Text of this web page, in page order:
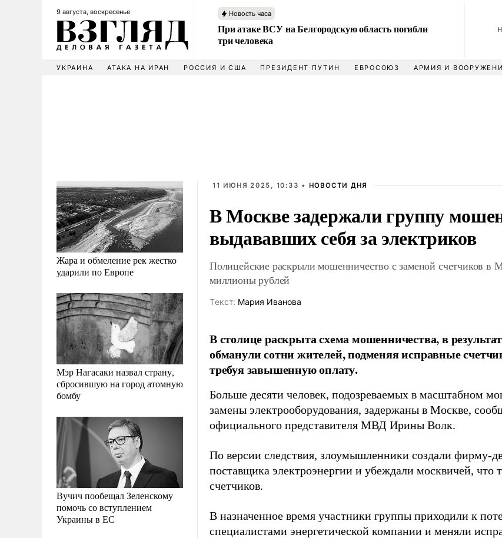
9 августа, воскресенье Новость часа
При атаке ВСУ на Белгородскую область погибли
три человека
УКРАИНА АТАКА НА ИРАН РОССИЯ И США ПРЕЗИДЕНТ ПУТИН ЕВРОСОЮЗ АРМИЯ И
Жара и обмеление рек жестко
ударили по Европе
Мэр Нагасаки назвал страну,
сбросившую на город атомную
бомбу
Вучич пообещал Зеленскому
помочь со вступлением
Украины в ЕС
11 ИЮНЯ 2025, 10:33 • НОВОСТИ ДНЯ
В Москве задержали группу
выдававших себя за электриков
Полицейские раскрыли мошенничество с заменой счетчиков в
миллионы рублей
Tекст: Мария Иванова
В столице раскрыта схема мошенничества, в
обманули сотни жителей, подменяя исправные
требуя завышенную оплату.
Больше десяти человек, подозреваемых в масштабном
замены электрооборудования, задержаны в Москве,
официального представителя МВД Ирины Волк.
По версии следствия, злоумышленники создали фирму-
поставщика электроэнергии и убеждали москвичей, что
счетчиков.
В назначенное время участники группы приходили к
специалистами энергетической компании и меняли